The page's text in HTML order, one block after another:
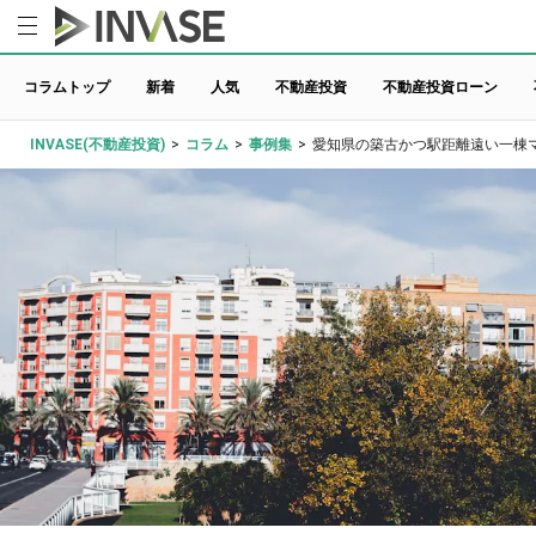
コラムトップ 新着 人気 不動産投資 不動産投資ローン
INVASE(不動産投資) > コラム > 事例集 > 愛知県の築古かつ駅距離遠い一棟